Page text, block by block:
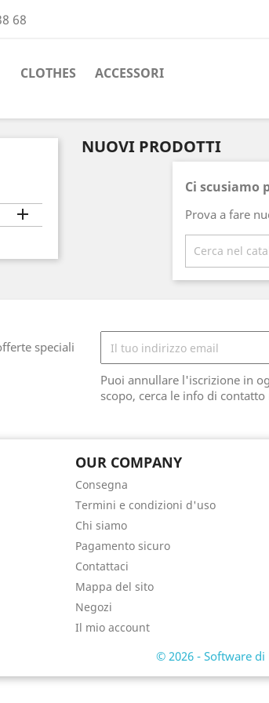
68
CLOTHES ACCESSORI

NUOVI PRODOTTI
Ci scusiamo
Prova a fare
speciali
Puoi annullare l'iscrizione in
scopo, cerca le info di
OUR COMPANY
Consegna
Termini e condizioni d'uso
Chi siamo
Pagamento sicuro
Contattaci
Mappa del sito
Negozi
Il mio account
© 2026 - Software